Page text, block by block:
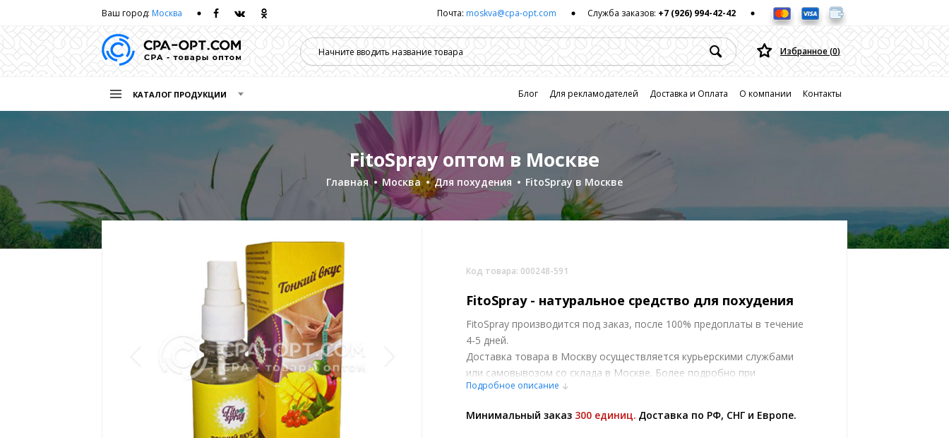
Ваш город: Москва Почта: moskva@cpa-opt.com Служба заказов: +7 (926) 994-42-42
Избранное (0)
КАТАЛОГ ПРОДУКЦИИ Блог Для рекламодателей Доставка и Оплата О компании Контакты
Главная Москва Для похудения FitoSpray в Москве
FitoSpray оптом в Москве
Код товара: 000248-591
FitoSpray - натуральное средство для похудения
FitoSpray производится под заказ, после 100% предоплаты в течение
4-5 дней.
Доставка товара в Москву осуществляется курьерскими службами
или самовывозом со склада в Москве. Более подробно при
обсуждении заказа с менеджером.
Подробное описание
Минимальный заказ 300 единиц. Доставка по РФ, СНГ и Европе.